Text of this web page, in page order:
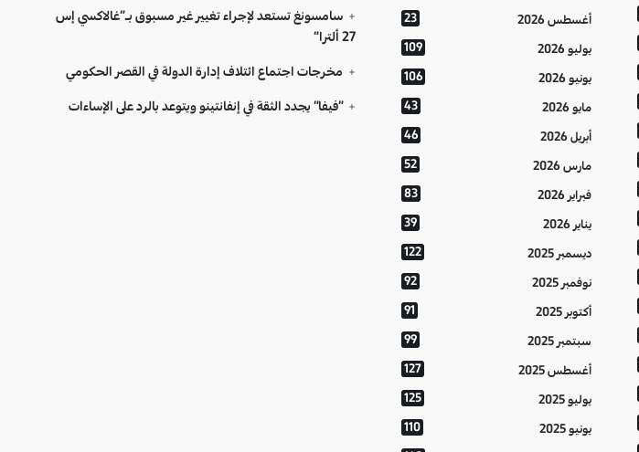
أغسطس 2026 23
يوليو 2026 109
يونيو 2026 106
مايو 2026 43
أبريل 2026 46
مارس 2026 52
فبراير 2026 83
يناير 2026 39
ديسمبر 2025 122
نوفمبر 2025 92
أكتوبر 2025 91
سبتمبر 2025 99
أغسطس 2025 127
يوليو 2025 125
يونيو 2025 110
سامسونغ تستعد لإجراء تغيير غير مسبوق بـ”غالاكسي إس
27 ألترا”
مخرجات اجتماع ائتلاف إدارة الدولة في القصر الحكومي
“فيفا” يجدد الثقة في إنفانتينو ويتوعد بالرد على الإساءات